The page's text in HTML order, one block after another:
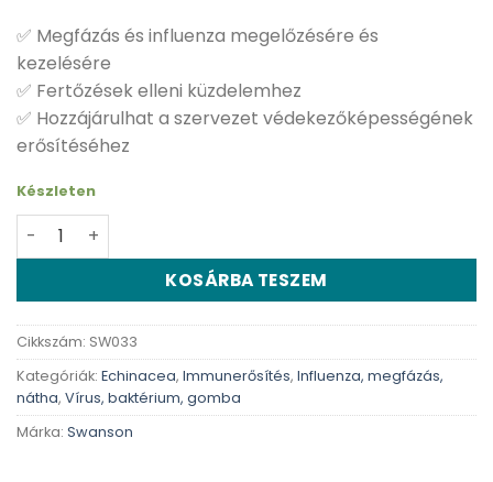
✅ Megfázás és influenza megelőzésére és
kezelésére
✅ Fertőzések elleni küzdelemhez
✅ Hozzájárulhat a szervezet védekezőképességének
erősítéséhez
Készleten
Swanson Echinacea - 100 db kapszula mennyiség
KOSÁRBA TESZEM
Cikkszám: SW033
Kategóriák: Echinacea, Immunerősítés, Influenza, megfázás,
nátha, Vírus, baktérium, gomba
Márka: Swanson